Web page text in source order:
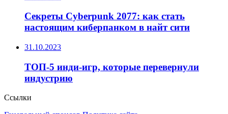
Секреты Cyberpunk 2077: как стать
настоящим киберпанком в найт сити
31.10.2023
ТОП-5 инди-игр, которые перевернули
индустрию
Ссылки